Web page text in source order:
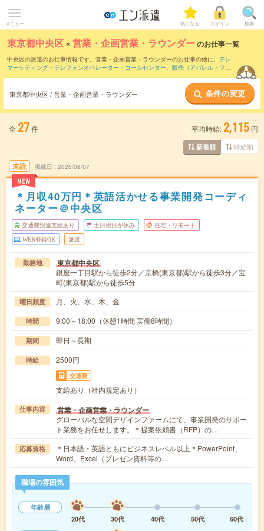
メニュー 気になる! ログイン 検索
東京都中央区 ×営業・企画営業・ラウンダーのお仕事一覧
中央区の派遣のお仕事情報です。営業・企画営業・ラウンダーのお仕事の他に、 テレ
マーケティング・テレフォンオペレーター・コールセンター、 販売（アパレル・ファ
などのこだわり条件で絞り込ん
でいただけます。職種辞典：営業・企画営業・ラウンダーのお仕事とは？とは？
東京都中央区 / 営業・企画営業・ラウンダー 条件の変更
全 27件 平均時給: 2,115 円
新着順 時給順
未読
NEW
掲載日 2026/08/07
＊月収40万円＊英語活かせる事業開発コーディ
ネーター＠中央区
交通費別途支給あり 土日祝日が休み 在宅・リモート
WEB登録OK 派遣
勤務地 東京都中央区
銀座一丁目駅から徒歩2分／京橋(東京都)駅から徒歩3分／宝
町(東京都)駅から徒歩5分
曜日頻度 月、火、水、木、金
時間 9:00～18:00（休憩1時間 実働8時間）
期間 即日～長期
時給 2500円
交通費
支給あり（社内規定あり）
仕事内容 営業・企画営業・ラウンダー
グローバルな空間デザインファームにて、事業開発のサポー
ト業務をお任せします。＊提案依頼書（RFP）の…
応募資格
＊日本語・英語ともにビジネスレベル以上＊PowerPoint、
Word、Excel（プレゼン資料等の…
職場の雰囲気
年齢層
20代
30代 40代 50代
60代